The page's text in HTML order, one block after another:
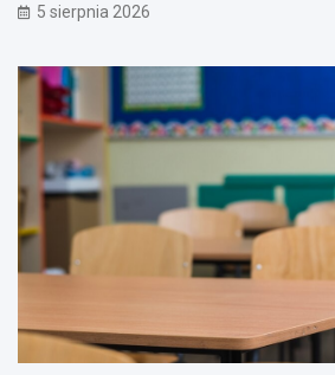
5 sierpnia 2026